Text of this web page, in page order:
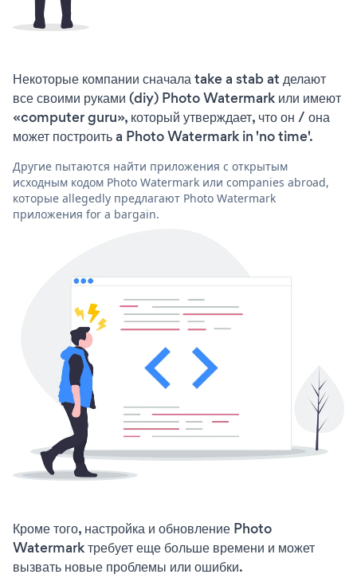
Некоторые компании сначала take a stab at делают
все своими руками (diy) Photo Watermark или имеют
«computer guru», который утверждает, что он / она
может построить a Photo Watermark in 'no time'.
Другие пытаются найти приложения с открытым
исходным кодом Photo Watermark или companies abroad,
которые allegedly предлагают Photo Watermark
приложения for a bargain.
Кроме того, настройка и обновление Photo
Watermark требует еще больше времени и может
вызвать новые проблемы или ошибки.